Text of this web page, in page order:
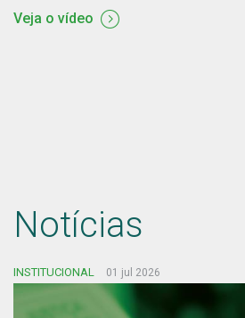
Veja o vídeo
Notícias
INSTITUCIONAL 01 jul 2026